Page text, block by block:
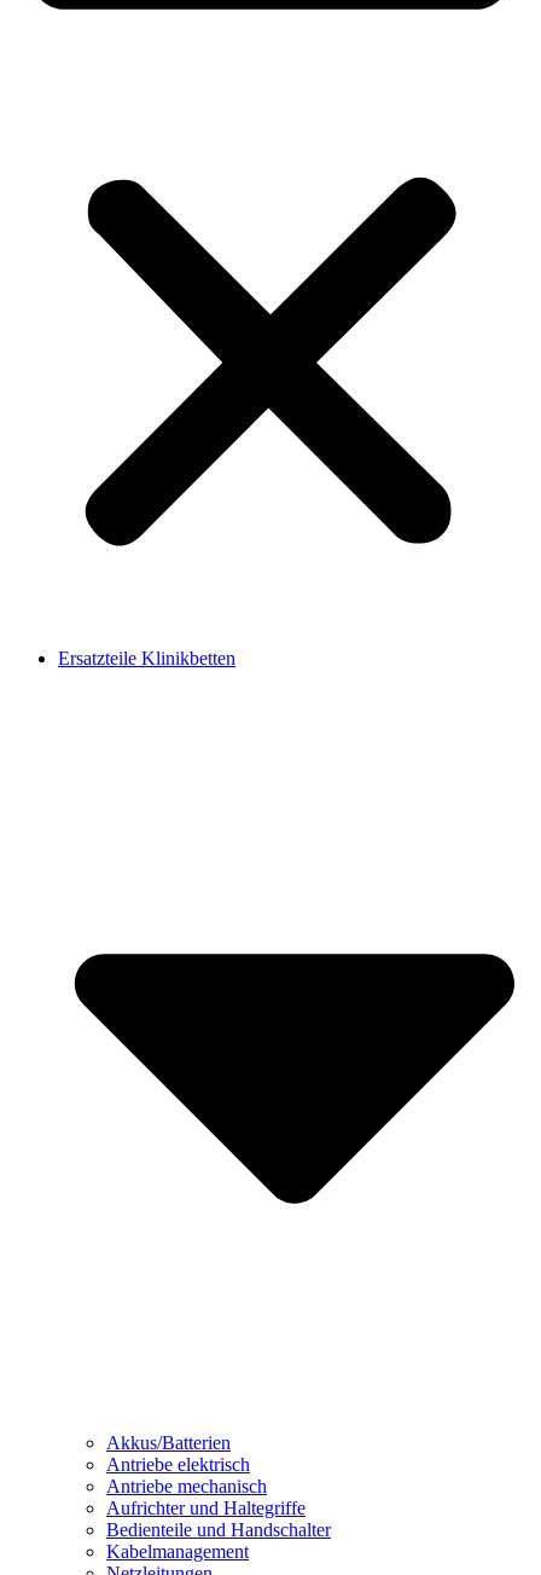
Ersatzteile Klinikbetten
Akkus/Batterien
Antriebe elektrisch
Antriebe mechanisch
Aufrichter und Haltegriffe
Bedienteile und Handschalter
Kabelmanagement